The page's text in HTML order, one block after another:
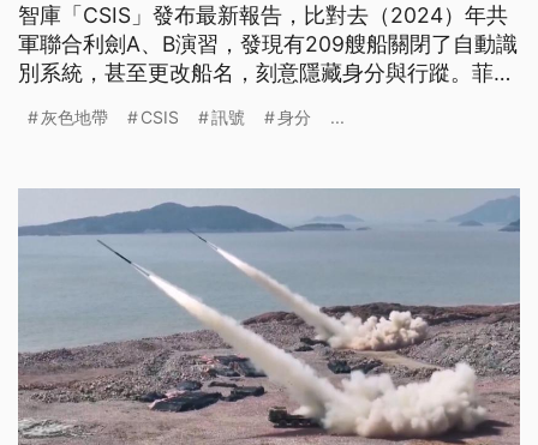
智庫「CSIS」發布最新報告，比對去（2024）年共
軍聯合利劍A、B演習，發現有209艘船關閉了自動識
別系統，甚至更改船名，刻意隱藏身分與行蹤。菲律
倡議」，主動公開中方的非法與脅迫行徑。學者則認
能。
灰色地帶 CSIS 訊號 身分 ...